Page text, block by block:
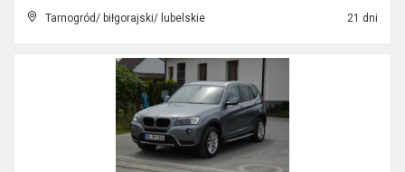
Tarnogród/ biłgorajski/ lubelskie 21 dni